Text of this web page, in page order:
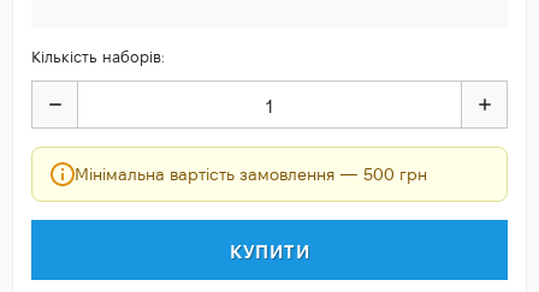
Кількість наборів:
Мінімальна вартість замовлення — 500 грн
КУПИТИ